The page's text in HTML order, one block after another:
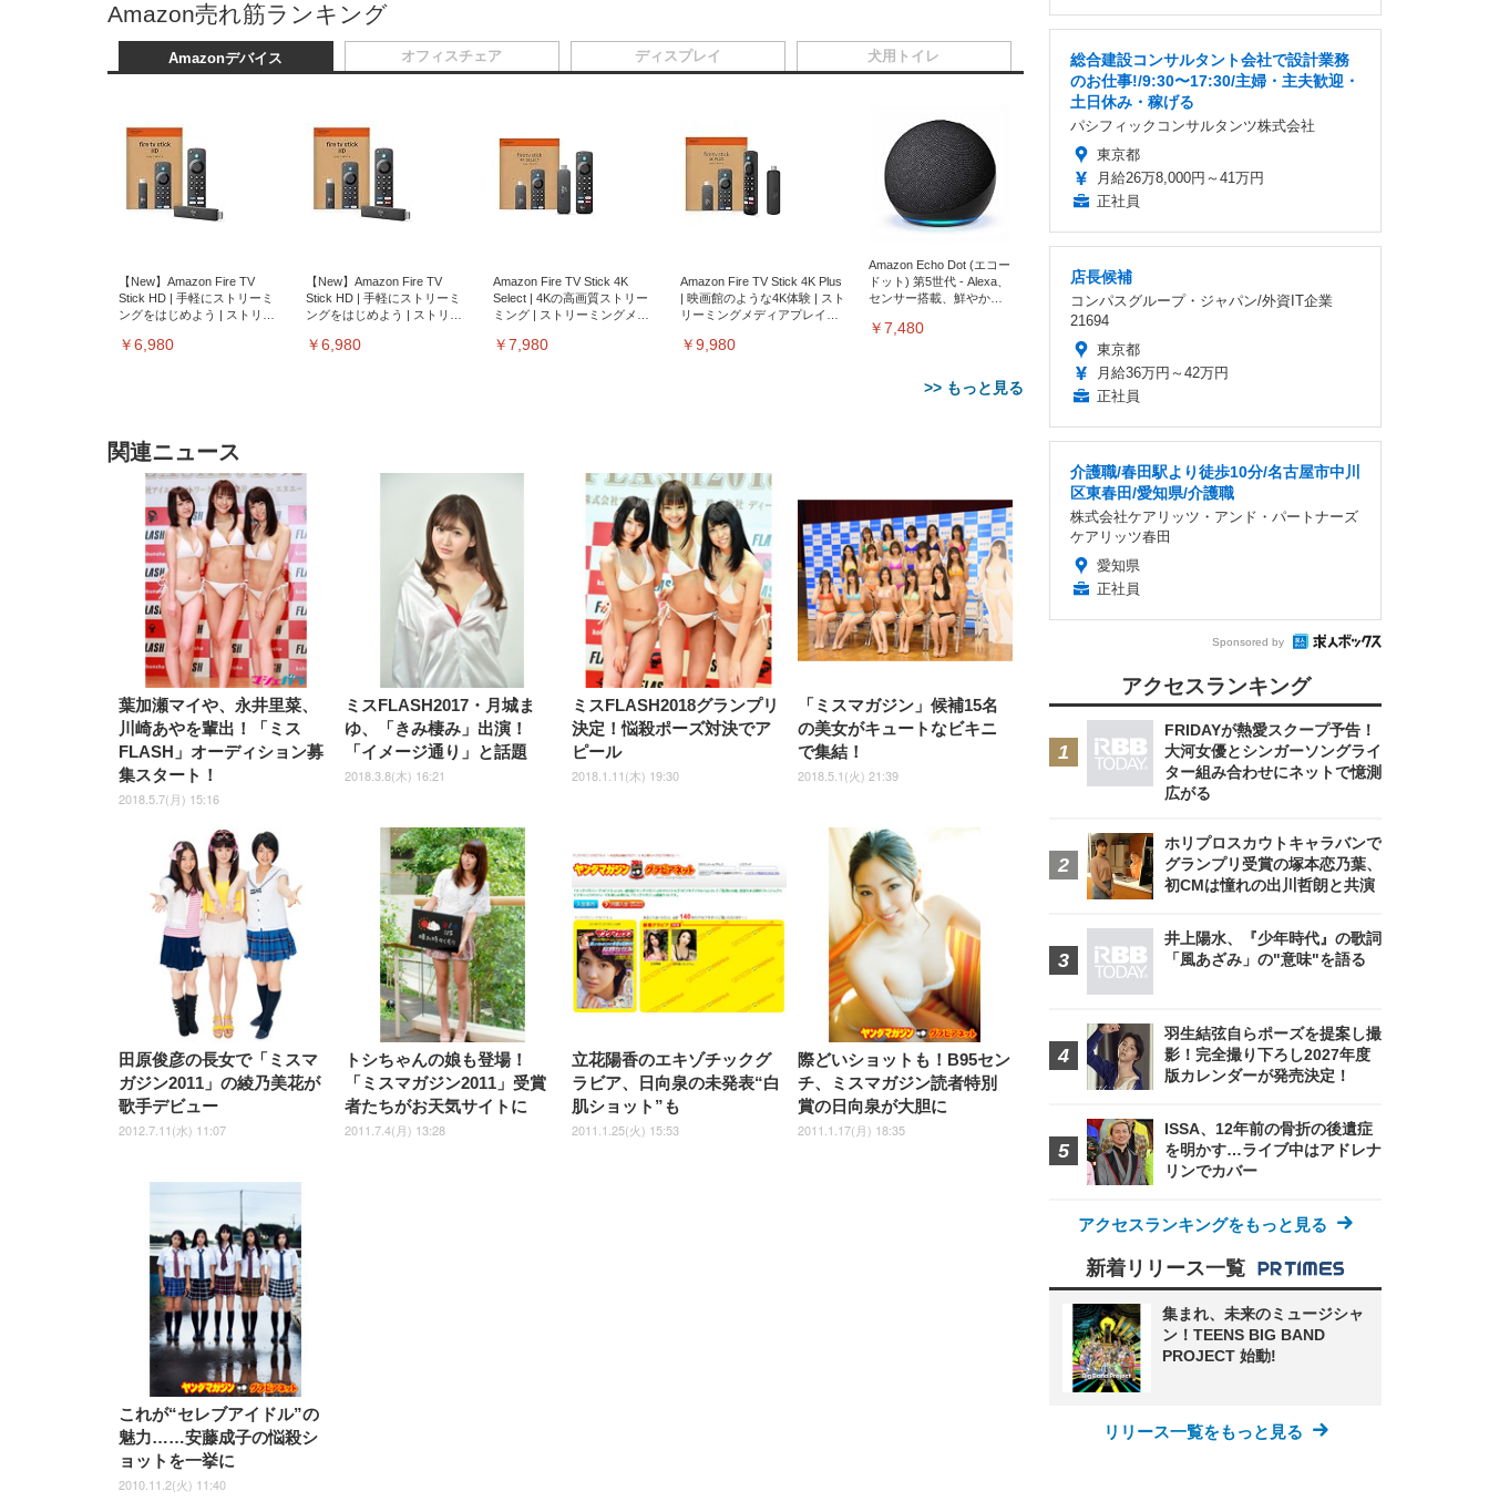
Amazon売れ筋ランキング
Amazonデバイス
【New】Amazon Fire TV
Stick HD | 手軽にストリーミ
ングをはじめよう | ストリー
￥6,980
【New】Amazon Fire TV
Stick HD | 手軽にストリーミ
ングをはじめよう | ストリー
￥6,980
Amazon Fire TV Stick 4K
Select | 4Kの高画質ストリー
ミング | ストリーミングメデ
￥7,980
Amazon Fire TV Stick 4K Plus
| 映画館のような4K体験 | スト
リーミングメディアプレイヤ
￥9,980
Amazon Echo Dot (エコー
ドット) 第5世代 - Alexa、
センサー搭載、鮮やかな
￥7,480
>> もっと見る
オフィスチェア
[EdoErgo] オフィスチェア 椅
子 テレワーク 疲れない 跳ね
上げ式アームレスト コンパク
ト 約105度ロッキング pc 事務
椅子 360度回転 座面昇降 強化
ナイロン樹脂ベース 通気性メ
ッシュ 在宅ワーク H-
WY01(黒網+黒枠+黒足)
￥5,699
SIHOO B100 オフィスチェア
／デスクチェア メッシュチェ
ア 人間工学 疲れない ブラッ
ク
￥27,999
Sezlife オフィスチェア デスク
チェア 疲れない テレワーク
チェア 強化バックレスト 30
度ロッキング機能 人間工学 椅
子 腰サポート 90度跳ね上げ
式アームレスト 3Dヘッドレス
ト ハンガー付き 高反発クッシ
ョン PCチェア 通気性メッシ
ュ ゲーミング/勉強/事務用 お
しゃれ パソコンチェア (ブラ
￥7,680
Sezlife オフィスチェア デスク
チェア 疲れない テレワーク
チェア 強化バックレスト 30度
ロッキング機能 人間工学 椅子
腰サポート 90度跳ね上げ式ア
ームレスト 3Dヘッドレスト
ハンガー付き 高反発クッショ
ン PCチェア 通気性メッシュ
ゲーミング/勉強/事務用 おし
ゃれ パソコンチェア (ホワイ
￥7,680
ANDWINT オフィスチェ
ア デスクチェア 肘なし メ
ッシュ 通気性 ランバーサ
ポート付き 腰サポート ガ
ス圧無段階昇降 360度回
クト 幅52×奥行58.5×高さ
84～96cm テレワーク 在
宅勤務 ブラック
￥4,139
ディスプレイ
EIZO ビジネス向けプレミア
ムモニター | FlexScan
EV3240X-WT | 31.5型4K
UHD・USB Type-C・ホワイ
￥105,595
EIZO ビジネス向けプレミア
ムモニター | FlexScan
EV2740X-WT | 27.0型4K
UHD・USB Type-C・ホワイ
ト
￥109,572
【純正品】27"ゲーミングモ
ニター DualSense 充電フッ
ク付き（CFI-ZDM1J）
￥49,979
【整備済み品】Dell
E2724HS 27インチ 液晶モ
ニター フル
HD（1920×1080）VA 非光
沢 HDMI/DisplayPort/VGA
スピーカー内蔵 高さ調整 ス
イベル VESA対応
ComfortView ビジネス向け
￥15,800
【MiniLED/24.5inch/280Hz/FHD】
GRAPHT THE SHOOTER
Gaming Monitor 24” Essential ゲ
ーミングモニター QD 24.5インチ
1ms FHD 量子ドット 残像低減 (3
￥34,980
犬用トイレ
Amazonベーシック ペットシ
ーツ 薄型 レギュラー 1回使い
捨て 無香料 ホワイト 300枚
￥3,373
Amazonベーシック ペットシ
ーツ 厚型 ワイド 42枚x2袋(84
枚) ホワイト(吸収面:ライトブ
ルー)
￥3,234
ネオ・ルーライフ ネオ・オム
ツ L 中型犬用 26枚入り 単品
￥1,800
Smart Basic(スマートベーシ
ック) 【Amazon.co.jp限定】
Smart Basic アイリスオーヤマ
ペットシーツ 超厚型 お徳用
ワイド 100枚入 (x 1) (ケース
販売)
￥3,670
アイリスオーヤマ ペット
シーツ 超厚型 お徳用 レギ
ュラー 200枚入
【Amazon.co.jp限定】
￥3,731
関連ニュース
葉加瀬マイや、永井里菜、
川崎あやを輩出！「ミス
FLASH」オーディション募
集スタート！
2018.5.7(月) 15:16
ミスFLASH2017・月城ま
ゆ、「きみ棲み」出演！
「イメージ通り」と話題
2018.3.8(木) 16:21
ミスFLASH2018グランプリ
決定！悩殺ポーズ対決でア
ピール
2018.1.11(木) 19:30
「ミスマガジン」候補15名
の美女がキュートなビキニ
で集結！
2018.5.1(火) 21:39
田原俊彦の長女で「ミスマ
ガジン2011」の綾乃美花が
歌手デビュー
2012.7.11(水) 11:07
トシちゃんの娘も登場！
「ミスマガジン2011」受賞
者たちがお天気サイトに
2011.7.4(月) 13:28
立花陽香のエキゾチックグ
ラビア、日向泉の未発表“白
肌ショット”も
2011.1.25(火) 15:53
際どいショットも！B95セン
チ、ミスマガジン読者特別
賞の日向泉が大胆に
2011.1.17(月) 18:35
これが“セレブアイドル”の
魅力……安藤成子の悩殺シ
ョットを一挙に
2010.11.2(火) 11:40
総合建設コンサルタント会社で設計業務
のお仕事!/9:30〜17:30/主婦・主夫歓迎・
土日休み・稼げる
パシフィックコンサルタンツ株式会社
東京都
月給26万8,000円～41万円
正社員
店長候補
コンパスグループ・ジャパン/外資IT企業
21694
東京都
月給36万円～42万円
正社員
介護職/春田駅より徒歩10分/名古屋市中川
区東春田/愛知県/介護職
株式会社ケアリッツ・アンド・パートナーズ
ケアリッツ春田
愛知県
正社員
Sponsored by
アクセスランキング
FRIDAYが熱愛スクープ予告！
大河女優とシンガーソングライ
ター組み合わせにネットで憶測
広がる
ホリプロスカウトキャラバンで
グランプリ受賞の塚本恋乃葉、
初CMは憧れの出川哲朗と共演
井上陽水、『少年時代』の歌詞
「風あざみ」の"意味"を語る
羽生結弦自らポーズを提案し撮
影！完全撮り下ろし2027年度
版カレンダーが発売決定！
ISSA、12年前の骨折の後遺症
を明かす…ライブ中はアドレナ
リンでカバー
アクセスランキングをもっと見る
新着リリース一覧
集まれ、未来のミュージシャ
ン！TEENS BIG BAND
PROJECT 始動!
リリース一覧をもっと見る